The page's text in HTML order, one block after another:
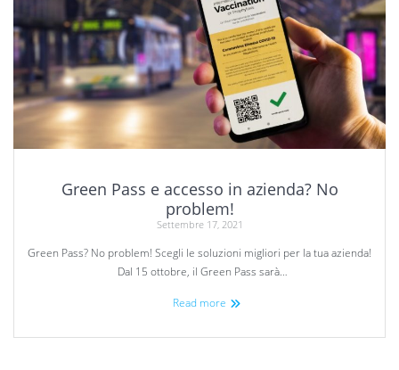
Green Pass e accesso in azienda? No
problem!
Settembre 17, 2021
Green Pass? No problem! Scegli le soluzioni migliori per la tua azienda!
Dal 15 ottobre, il Green Pass sarà…
Read more